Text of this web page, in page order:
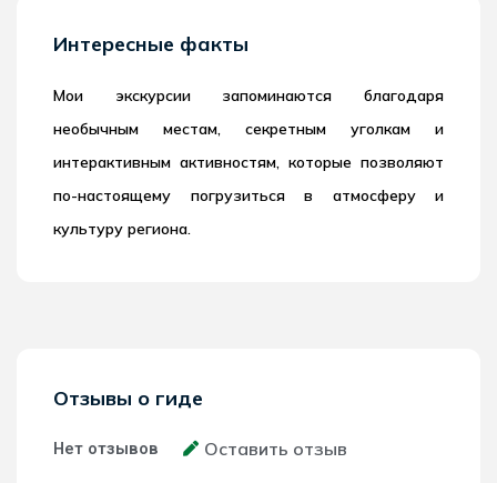
Интересные факты
Мои экскурсии запоминаются благодаря
необычным местам, секретным уголкам и
интерактивным активностям, которые позволяют
по-настоящему погрузиться в атмосферу и
культуру региона.
Отзывы о гиде
Нет отзывов Оставить отзыв